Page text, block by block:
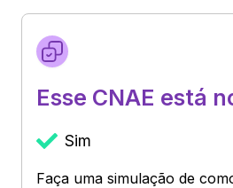
Esse CNAE está
Sim
Faça uma simulação de